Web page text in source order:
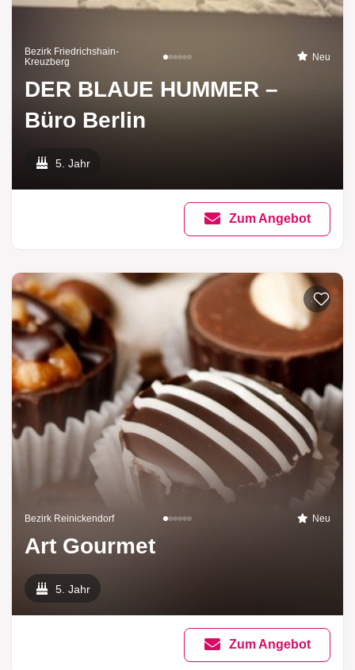
Bezirk Friedrichshain-
Kreuzberg
Neu
DER BLAUE HUMMER –
Büro Berlin
5. Jahr
Zum Angebot
Zur
Bezirk Reinickendorf Neu
Art Gourmet
5. Jahr
Zum Angebot